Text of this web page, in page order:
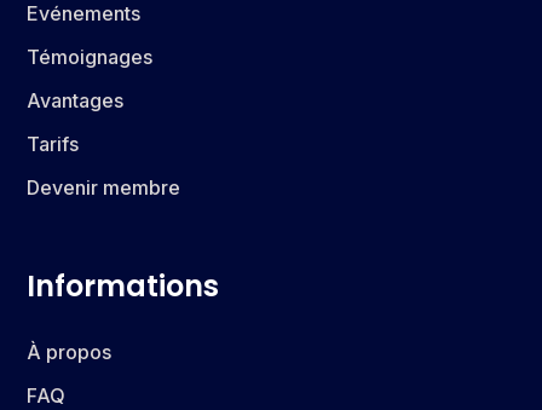
Evénements
Témoignages
Avantages
Tarifs
Devenir membre
Informations
À propos
FAQ